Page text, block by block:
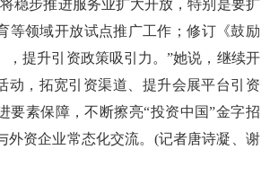
步推进服务业扩大开放，特别是要扩
等领域开放试点推广工作；修订《鼓励
，提升引资政策吸引力。”她说，继续开
动，拓宽引资渠道、提升会展平台引资
要素保障，不断擦亮“投资中国”金字招
外资企业常态化交流。(记者唐诗凝、谢